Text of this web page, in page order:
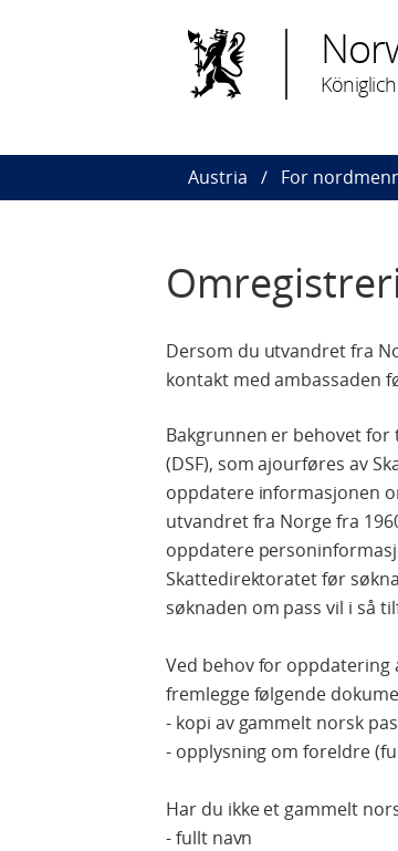
Austria For
Dersom du utvandret fra
kontakt med ambassaden
Bakgrunnen er behovet
(DSF), som ajourføres av
oppdatere informasjonen
utvandret fra Norge fra
oppdatere
Skattedirektoratet før
søknaden om pass vil i så
Ved behov for
fremlegge følgende
- kopi av gammelt norsk
- opplysning om foreldre
Har du ikke et gammelt
- fullt navn